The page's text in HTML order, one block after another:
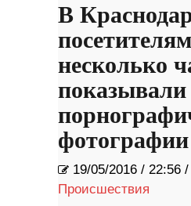
В
несколько
показывали
фотографии
19/05/2016 / 22:56 /
Происшествия